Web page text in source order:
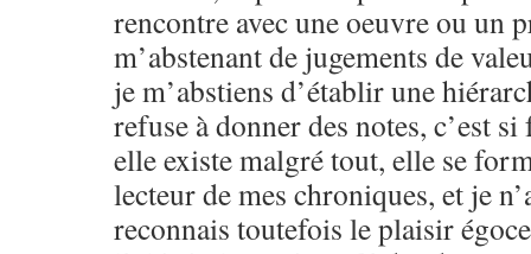
rencontre avec une oeuvre ou un
m’abstenant de jugements de
je m’abstiens d’établir une
refuse à donner des notes, c’est
elle existe malgré tout, elle se
lecteur de mes chroniques, et je
reconnais toutefois le plaisir